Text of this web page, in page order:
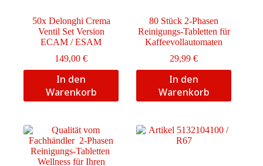
50x Delonghi Crema
Ventil Set Version
ECAM / ESAM
149,00€
In den
Warenkorb
80 Stück 2-Phasen
Reinigungs-Tabletten für
Kaffeevollautomaten
29,99€
In den
Warenkorb